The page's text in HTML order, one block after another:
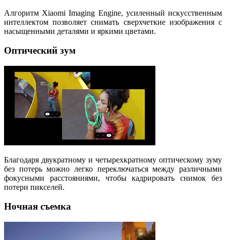
Алгоритм Xiaomi Imaging Engine, усиленный искусственным
интеллектом позволяет снимать сверхчеткие изображения с
насыщенными деталями и яркими цветами.
Оптический зум
Благодаря двукратному и четырехкратному оптическому зуму
без потерь можно легко переключаться между различными
фокусными расстояниями, чтобы кадрировать снимок без
потери пикселей.
Ночная съемка